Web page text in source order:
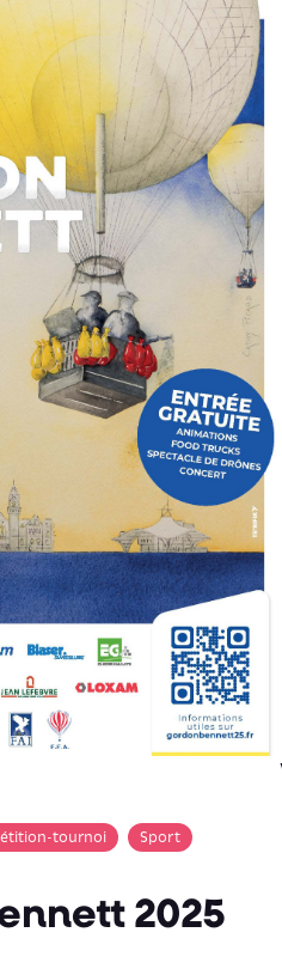
tournoi Sport
2025